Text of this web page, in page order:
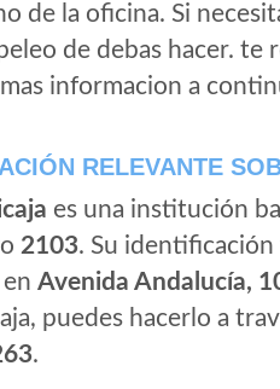
de la oficina. Si
de debas hacer. te
informacion a
RELEVANTE
es una institución
2103. Su identificación
Avenida Andalucía,
puedes hacerlo a
.